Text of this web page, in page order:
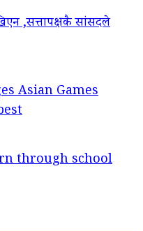
,सत्तापक्षकै सांसदले
Asian Games
through school